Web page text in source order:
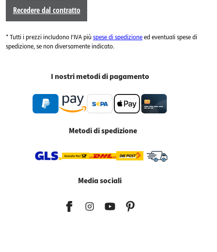
Recedere dal contratto
* Tutti i prezzi includono l'IVA più spese di spedizioneed eventuali spese di
spedizione, se non diversamente indicato.
I nostri metodi di pagamento
Metodi di spedizione
Media sociali